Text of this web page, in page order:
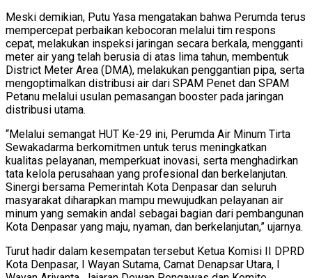
Meski demikian, Putu Yasa mengatakan bahwa Perumda terus
mempercepat perbaikan kebocoran melalui tim respons
cepat, melakukan inspeksi jaringan secara berkala, mengganti
meter air yang telah berusia di atas lima tahun, membentuk
District Meter Area (DMA), melakukan penggantian pipa, serta
mengoptimalkan distribusi air dari SPAM Penet dan SPAM
Petanu melalui usulan pemasangan booster pada jaringan
distribusi utama.
“Melalui semangat HUT Ke-29 ini, Perumda Air Minum Tirta
Sewakadarma berkomitmen untuk terus meningkatkan
kualitas pelayanan, memperkuat inovasi, serta menghadirkan
tata kelola perusahaan yang profesional dan berkelanjutan.
Sinergi bersama Pemerintah Kota Denpasar dan seluruh
masyarakat diharapkan mampu mewujudkan pelayanan air
minum yang semakin andal sebagai bagian dari pembangunan
Kota Denpasar yang maju, nyaman, dan berkelanjutan,” ujarnya.
Turut hadir dalam kesempatan tersebut Ketua Komisi II DPRD
Kota Denpasar, I Wayan Sutama, Camat Denapsar Utara, I